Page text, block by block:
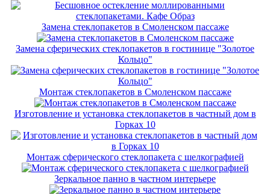
Замена стеклопакетов в Смоленском пассаже
Замена сферических стеклопакетов в гостинице "Золотое
Кольцо"
Монтаж стеклопакетов в Смоленском пассаже
Изготовление и установка стеклопакетов в частный дом в
Горках 10
Монтаж сферического стеклопакета с шелкографией
Зеркальное панно в частном интерьере